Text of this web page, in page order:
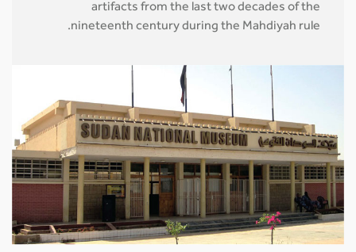
artifacts from the last two decades of the
nineteenth century during the Mahdiyah rule.